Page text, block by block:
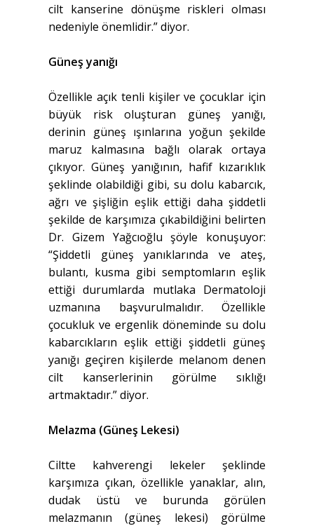
cilt kanserine dönüşme riskleri olması
nedeniyle önemlidir.” diyor.
Güneş yanığı
Özellikle açık tenli kişiler ve çocuklar için
büyük risk oluşturan güneş yanığı,
derinin güneş ışınlarına yoğun şekilde
maruz kalmasına bağlı olarak ortaya
çıkıyor. Güneş yanığının, hafif kızarıklık
şeklinde olabildiği gibi, su dolu kabarcık,
ağrı ve şişliğin eşlik ettiği daha şiddetli
şekilde de karşımıza çıkabildiğini belirten
Dr. Gizem Yağcıoğlu şöyle konuşuyor:
“Şiddetli güneş yanıklarında ve ateş,
bulantı, kusma gibi semptomların eşlik
ettiği durumlarda mutlaka Dermatoloji
uzmanına başvurulmalıdır. Özellikle
çocukluk ve ergenlik döneminde su dolu
kabarcıkların eşlik ettiği şiddetli güneş
yanığı geçiren kişilerde melanom denen
cilt kanserlerinin görülme sıklığı
artmaktadır.” diyor.
Melazma (Güneş Lekesi)
Ciltte kahverengi lekeler şeklinde
karşımıza çıkan, özellikle yanaklar, alın,
dudak üstü ve burunda görülen
melazmanın (güneş lekesi) görülme